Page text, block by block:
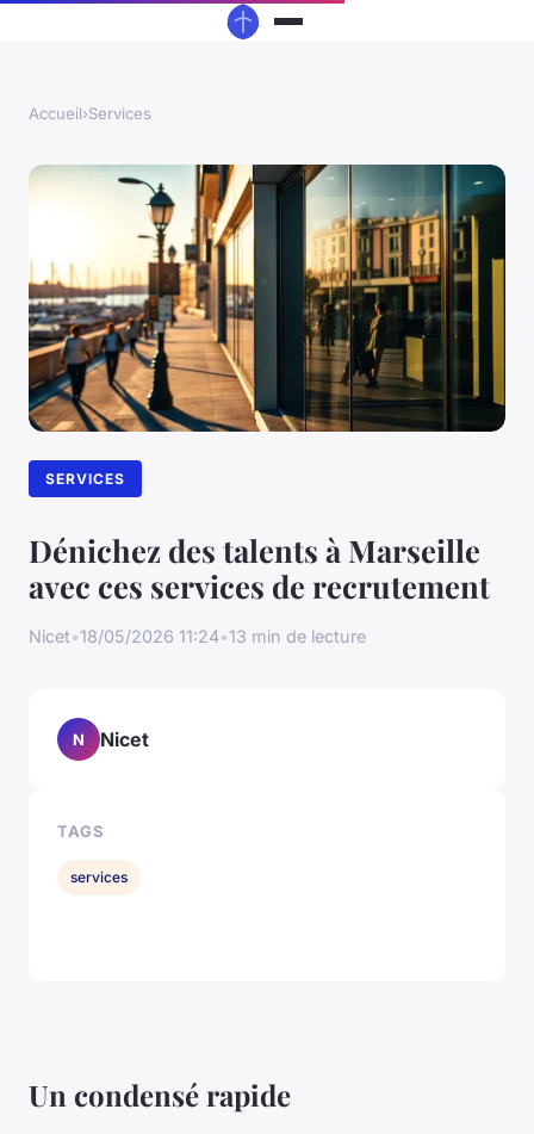
Accueil›Services
SERVICES
Dénichez des talents à Marseille
avec ces services de recrutement
Nicet•18/05/2026 11:24•13 min de lecture
Un condensé rapide
N Nicet
TAGS
services